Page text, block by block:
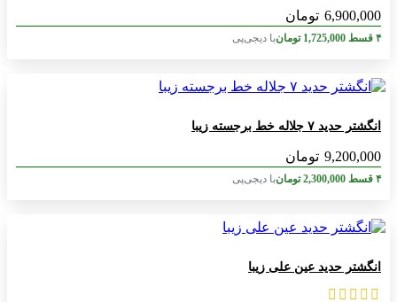
6,900,000 تومان
۴ قسط 1,725,000 تومانبا دیجی‌پی
انگشتر حدید ۷ جلاله خط برجسته زیبا
9,200,000 تومان
۴ قسط 2,300,000 تومانبا دیجی‌پی
انگشتر حدید عین علی زیبا